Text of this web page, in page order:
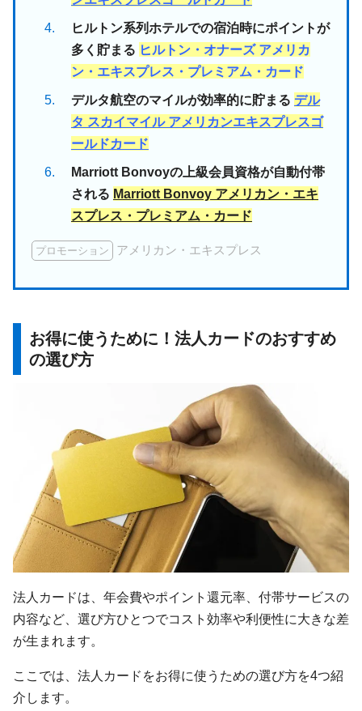
ヒルトン系列ホテルでの宿泊時にポイントが
多く貯まる ヒルトン・オナーズ アメリカ
ン・エキスプレス・プレミアム・カード
デルタ航空のマイルが効率的に貯まる デル
タ スカイマイル アメリカンエキスプレスゴ
ールドカード
Marriott Bonvoyの上級会員資格が自動付帯
される Marriott Bonvoy アメリカン・エキ
スプレス・プレミアム・カード
プロモーション アメリカン・エキスプレス
お得に使うために！法人カードのおすすめ
の選び方
法人カードは、年会費やポイント還元率、付帯サービスの
内容など、選び方ひとつでコスト効率や利便性に大きな差
が生まれます。
ここでは、法人カードをお得に使うための選び方を4つ紹
介します。